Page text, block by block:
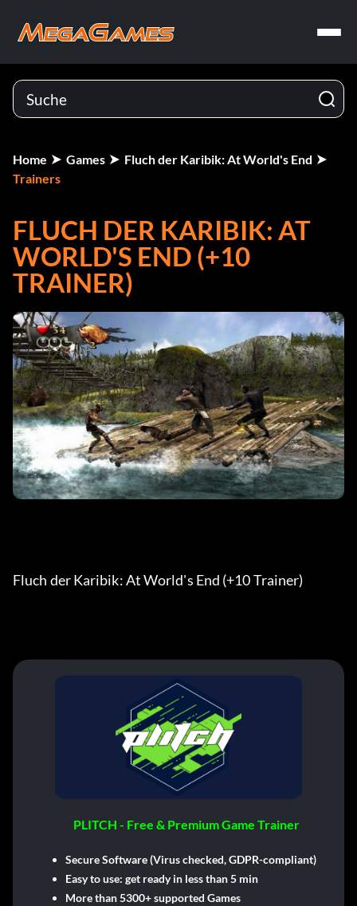
Home Games
Fluch der Karibik: At World's End
Trainers
FLUCH DER KARIBIK: AT
WORLD'S END (+10
TRAINER)
Fluch der Karibik: At World's End (+10 Trainer)
PLITCH - Free & Premium Game Trainer
Secure Software (Virus checked, GDPR-compliant)
Easy to use: get ready in less than 5 min
More than 5300+ supported Games